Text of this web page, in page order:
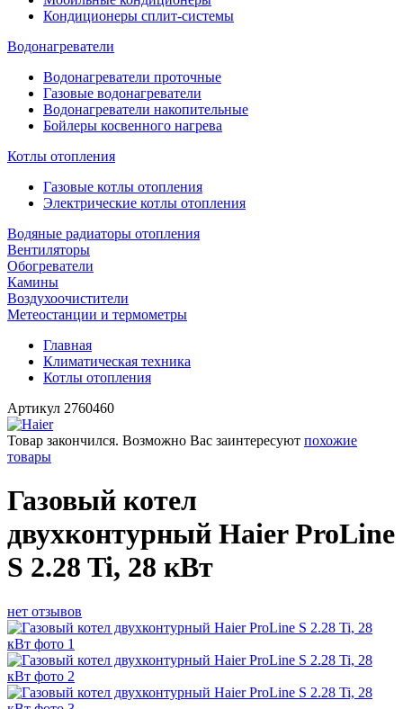
Кондиционеры сплит-системы
Водонагреватели
Водонагреватели проточные
Газовые водонагреватели
Водонагреватели накопительные
Бойлеры косвенного нагрева
Котлы отопления
Газовые котлы отопления
Электрические котлы отопления
Водяные радиаторы отопления
Вентиляторы
Обогреватели
Камины
Воздухоочистители
Метеостанции и термометры
Главная
Климатическая техника
Котлы отопления
Артикул 2760460
Товар закончился. Возможно Вас заинтересуют похожие
товары
Газовый котел
двухконтурный Haier ProLine
S 2.28 Ti, 28 кВт
нет отзывов